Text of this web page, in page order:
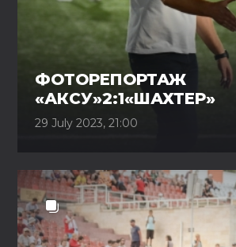
ФОТОРЕПОРТАЖ
«АКСУ»2:1«ШАХТЕР»
29 July 2023, 21:00